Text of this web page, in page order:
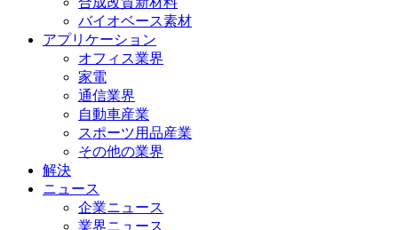
バイオベース素材
アプリケーション
オフィス業界
家電
通信業界
自動車産業
スポーツ用品産業
その他の業界
解決
ニュース
企業ニュース
業界ニュース